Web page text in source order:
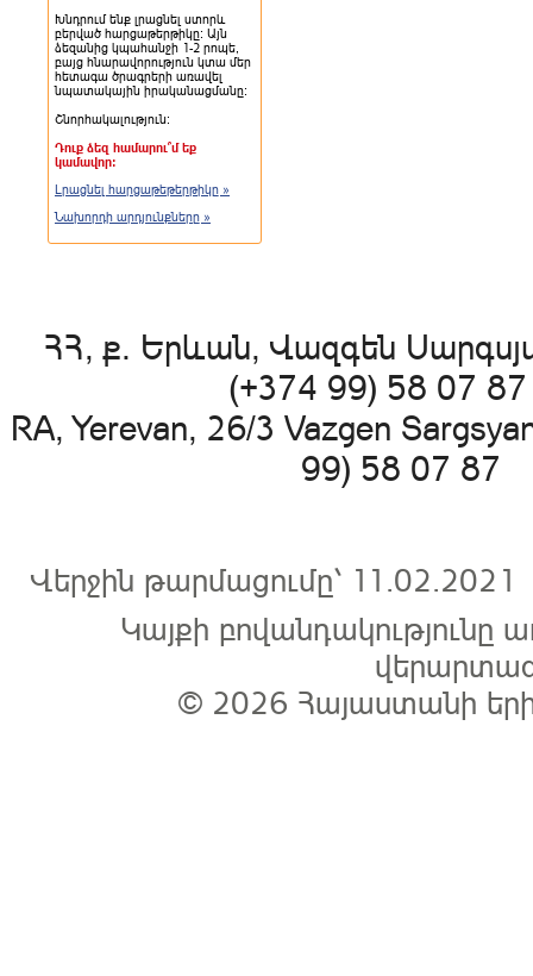
Խնդրում ենք լրացնել ստորև
բերված հարցաթերթիկը: Այն
ձեզանից կպահանջի 1-2 րոպե,
բայց հնարավորություն կտա մեր
հետագա ծրագրերի առավել
նպատակային իրականացմանը:
Շնորհակալություն:
Դուք ձեզ համարու՞մ եք
կամավոր:
Լրացնել հարցաթեթերթիկը »
Նախորդի արդյունքները »
ՀՀ, ք. Երևան, Վազգեն
(+374 99) 58 07
RA, Yerevan, 26/3 Vazgen
99) 58 07 87
Վերջին թարմացումը՝
Կայքի
© 2026 Հայաստանի